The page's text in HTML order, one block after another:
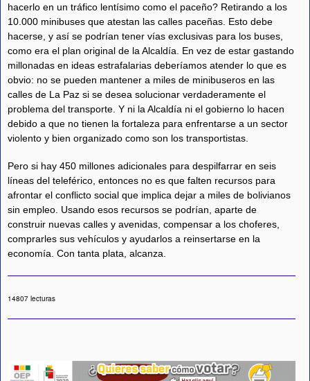
hacerlo en un tráfico lentísimo como el paceño? Retirando a los
10.000 minibuses que atestan las calles paceñas. Esto debe
hacerse, y así se podrían tener vías exclusivas para los buses,
como era el plan original de la Alcaldía. En vez de estar gastando
millonadas en ideas estrafalarias deberíamos atender lo que es
obvio: no se pueden mantener a miles de minibuseros en las
calles de La Paz si se desea solucionar verdaderamente el
problema del transporte. Y ni la Alcaldía ni el gobierno lo hacen
debido a que no tienen la fortaleza para enfrentarse a un sector
violento y bien organizado como son los transportistas.
Pero si hay 450 millones adicionales para despilfarrar en seis
líneas del teleférico, entonces no es que falten recursos para
afrontar el conflicto social que implica dejar a miles de bolivianos
sin empleo. Usando esos recursos se podrían, aparte de
construir nuevas calles y avenidas, compensar a los choferes,
comprarles sus vehículos y ayudarlos a reinsertarse en la
economía. Con tanta plata, alcanza.
14807 lecturas